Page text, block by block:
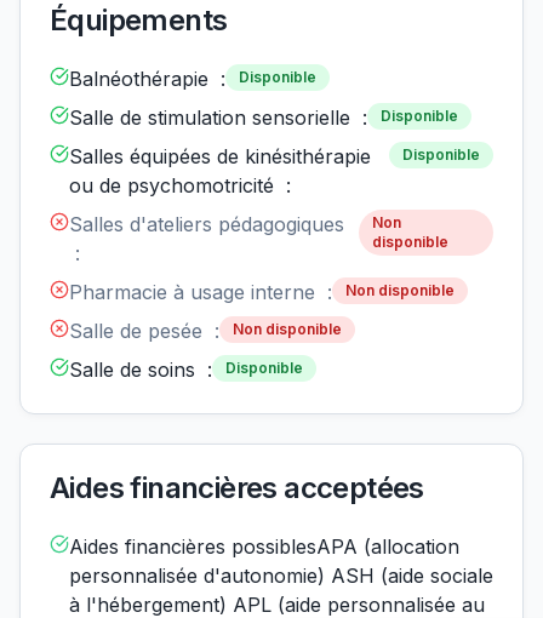
Équipements
Balnéothérapie : Disponible
Salle de stimulation sensorielle : Disponible
Salles équipées de kinésithérapie
ou de psychomotricité :
Disponible
Salles d'ateliers pédagogiques
:
Non
disponible
Pharmacie à usage interne : Non disponible
Salle de pesée : Non disponible
Salle de soins : Disponible
Aides financières acceptées
Aides financières possiblesAPA (allocation
personnalisée d'autonomie) ASH (aide sociale
à l'hébergement) APL (aide personnalisée au